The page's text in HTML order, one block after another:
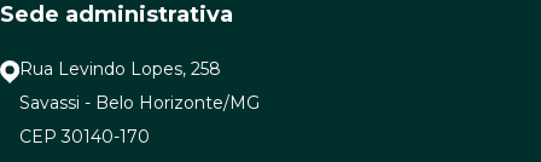
Sede administrativa
Rua Levindo Lopes, 258
Savassi - Belo Horizonte/MG
CEP 30140-170